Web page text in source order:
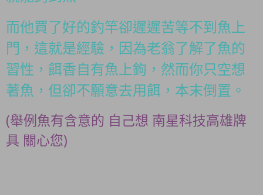
而他買了好的釣竿卻遲遲苦等不到魚上
門，這就是經驗，因為老翁了解了魚的
習性，餌香自有魚上鉤，然而你只空想
著魚，但卻不願意去用餌，本末倒置。
(舉例魚有含意的 自己想 南星科技高雄牌
具 關心您)